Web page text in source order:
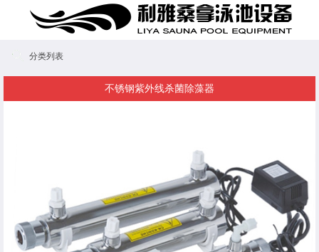
分类列表
不锈钢紫外线杀菌除藻器